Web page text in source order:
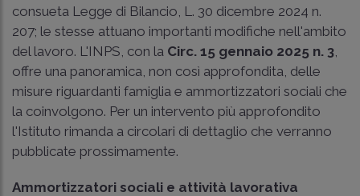
consueta Legge di Bilancio, L. 30 dicembre 2024 n.
207; le stesse attuano importanti modifiche nell'ambito
del lavoro. L'INPS, con la Circ. 15 gennaio 2025 n. 3,
offre una panoramica, non così approfondita, delle
misure riguardanti famiglia e ammortizzatori sociali che
la coinvolgono. Per un intervento più approfondito
l'Istituto rimanda a circolari di dettaglio che verranno
pubblicate prossimamente.
Ammortizzatori sociali e attività lavorativa